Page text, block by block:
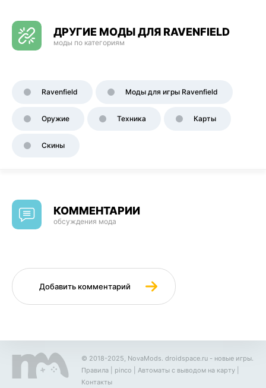
ДРУГИЕ МОДЫ ДЛЯ RAVENFIELD
моды по категориям
Ravenfield Моды для игры Ravenfield
Оружие Техника Карты
Скины
КОММЕНТАРИИ
обсуждения мода
Добавить комментарий
© 2018-2025, NovaMods. droidspace.ru - новые игры.
Правила
pinco Автоматы с выводом на карту
Контакты